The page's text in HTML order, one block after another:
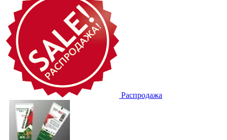
Распродажа